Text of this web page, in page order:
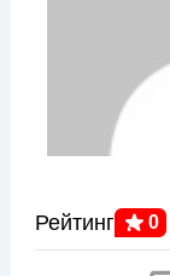
Рейтинг 0